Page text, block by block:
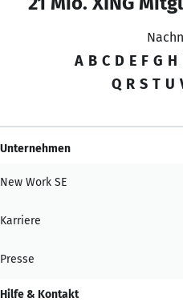
A B C D E F G H
Q R S T U
Unternehmen
New Work SE
Karriere
Presse
Hilfe & Kontakt